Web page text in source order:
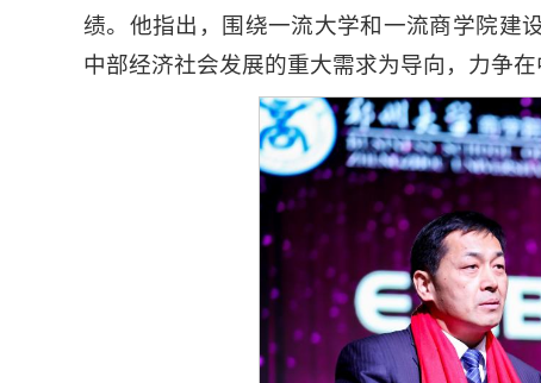
绩。他指出，围绕一流大学和一流商学院建
中部经济社会发展的重大需求为导向，力争